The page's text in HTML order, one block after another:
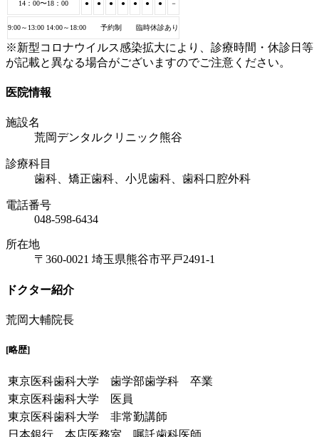
14：00〜18：00 ● ● ● ● ● ● ● －
9:00～13:00 14:00～18:00 予約制 臨時休診あり
※新型コロナウイルス感染拡大により、診療時間・休診日等
が記載と異なる場合がございますのでご注意ください。
医院情報
施設名
荒岡デンタルクリニック熊谷
診療科目
歯科、矯正歯科、小児歯科、歯科口腔外科
電話番号
048-598-6434
所在地
〒360-0021 埼玉県熊谷市平戸2491-1
ドクター紹介
荒岡大輔院長
[略歴]
東京医科歯科大学 歯学部歯学科 卒業
東京医科歯科大学 医員
東京医科歯科大学 非常勤講師